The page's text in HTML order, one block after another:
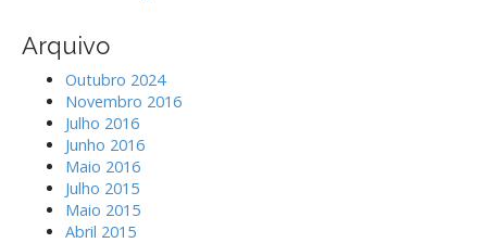
Arquivo
Outubro 2024
Novembro 2016
Julho 2016
Junho 2016
Maio 2016
Julho 2015
Maio 2015
Abril 2015